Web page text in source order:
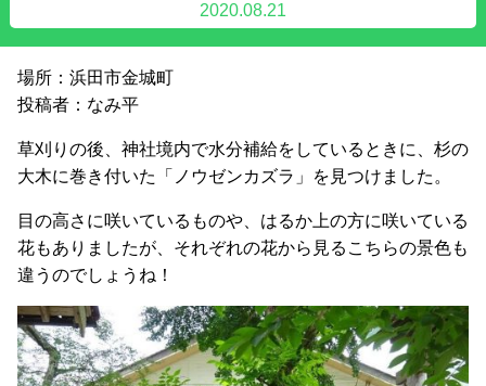
2020.08.21
場所：浜田市金城町
投稿者：なみ平
草刈りの後、神社境内で水分補給をしているときに、杉の
大木に巻き付いた「ノウゼンカズラ」を見つけました。
目の高さに咲いているものや、はるか上の方に咲いている
花もありましたが、それぞれの花から見るこちらの景色も
違うのでしょうね！